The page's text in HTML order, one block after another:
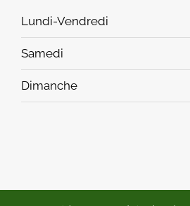
Lundi-Vendredi
Samedi
Dimanche